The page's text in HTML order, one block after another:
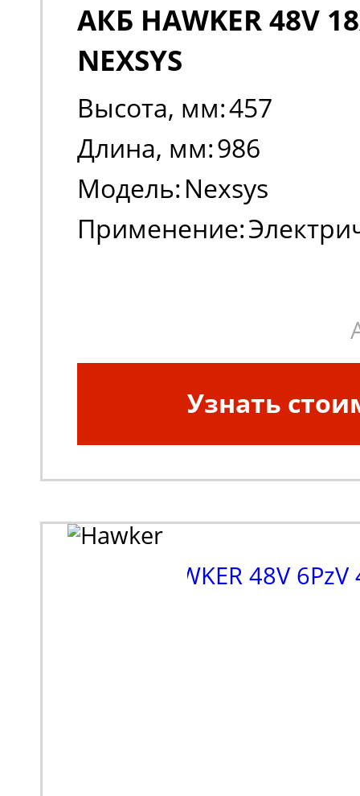
АКБ HAWKER 48V
NEXSYS
Высота, мм:457
Длина, мм:986
Модель: Nexsys
Применение:
Узнать